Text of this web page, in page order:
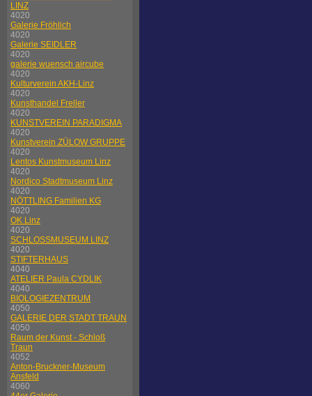
LINZ
4020
Galerie Fröhlich
4020
Galerie SEIDLER
4020
galerie wuensch aircube
4020
Kulturverein AKH-Linz
4020
Kunsthandel Freller
4020
KUNSTVEREIN PARADIGMA
4020
Kunstverein ZÜLOW GRUPPE
4020
Lentos Kunstmuseum Linz
4020
Nordico Stadtmuseum Linz
4020
NÖTTLING Familien KG
4020
OK Linz
4020
SCHLOSSMUSEUM LINZ
4020
STIFTERHAUS
4040
ATELIER Paula CYDLIK
4040
BIOLOGIEZENTRUM
4050
GALERIE DER STADT TRAUN
4050
Raum der Kunst - Schloß
Traun
4052
Anton-Bruckner-Museum
Ansfeld
4060